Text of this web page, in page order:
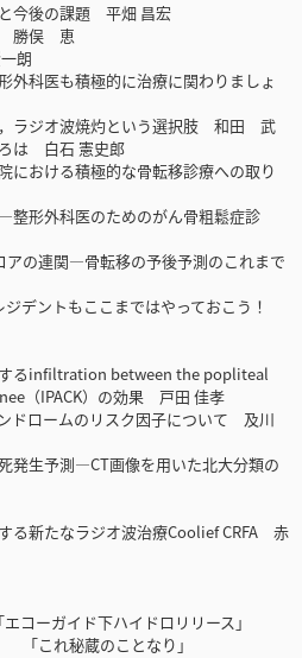
今後の課題 平畑 昌宏
勝俣 恵
朗
科医も積極的に治療に関わりましょ
ラジオ波焼灼という選択肢 和田 武
は 白石 憲史郎
における積極的な骨転移診療への取り
整形外科医のためのがん骨粗鬆症診
の連関―骨転移の予後予測のこれまで
デントもここまではやっておこう！
るinfiltration between the popliteal
（IPACK）の効果 戸田 佳孝
ドロームのリスク因子について 及川
発生予測―CT画像を用いた北大分類の
る新たなラジオ波治療Coolief CRFA 赤
ーガイド下ハイドロリリース」
「これ秘蔵のことなり」